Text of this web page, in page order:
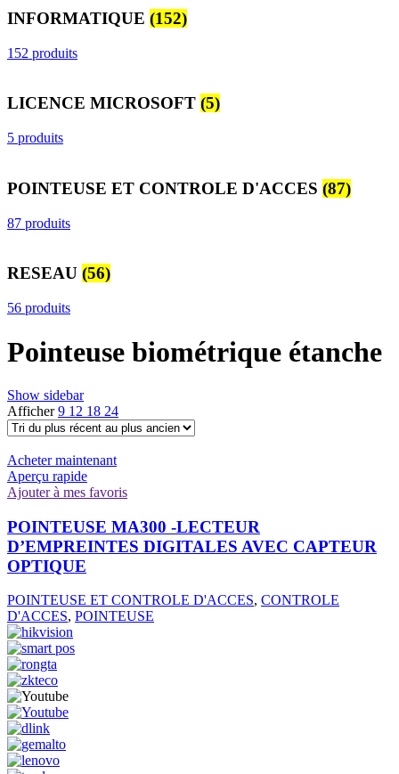
INFORMATIQUE (152)
152 produits
LICENCE MICROSOFT (5)
5 produits
POINTEUSE ET CONTROLE D'ACCES (87)
87 produits
RESEAU (56)
56 produits
Pointeuse biométrique étanche
Show sidebar
Afficher9 12 18 24
Acheter maintenant
Aperçu rapide
Ajouter à mes favoris
POINTEUSE MA300 -LECTEUR
D’EMPREINTES DIGITALES AVEC CAPTEUR
OPTIQUE
POINTEUSE ET CONTROLE D'ACCES, CONTROLE
D'ACCES, POINTEUSE